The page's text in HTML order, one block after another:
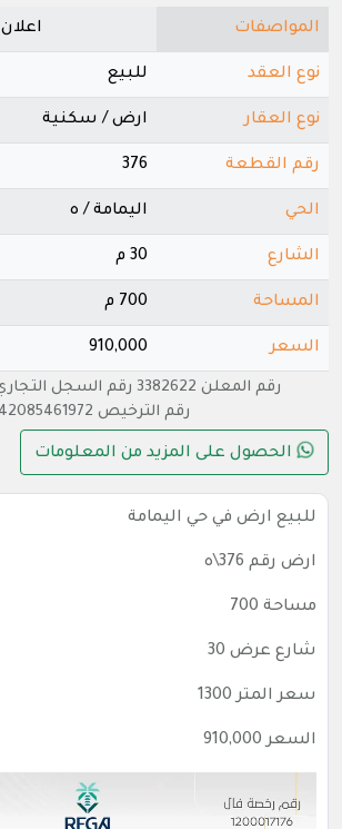
المواصفات اعلان 376 - منذ شهرين
نوع العقد للبيع
نوع العقار ارض / سكنية
رقم القطعة 376
الحي اليمامة / ه
الشارع 30 م
المساحة 700 م
السعر 910,000
رقم المعلن 3382622 رقم السجل التجاري 3250375550
رقم الترخيص 42085461972
الحصول على المزيد من المعلومات
للبيع ارض في حي اليمامة
ارض رقم 376\ه
مساحة 700
شارع عرض 30
سعر المتر 1300
السعر 910,000